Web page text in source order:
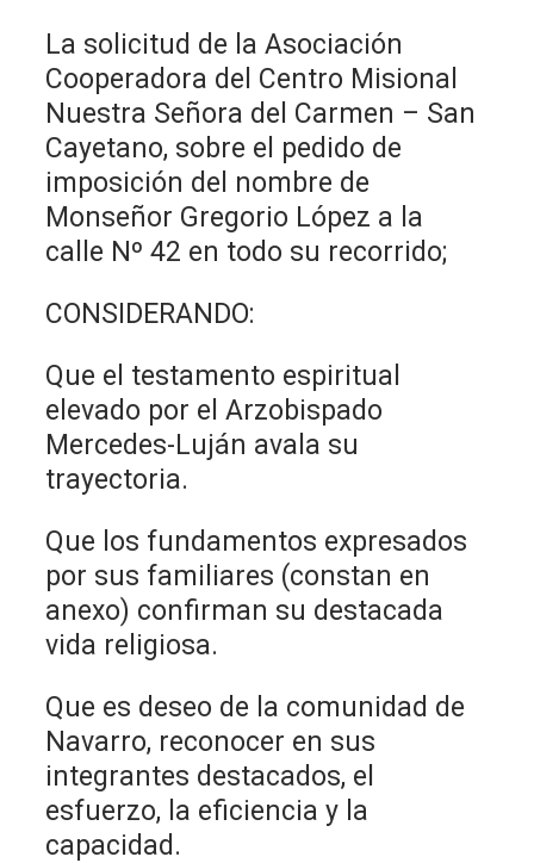
La solicitud de la Asociación
Cooperadora del Centro Misional
Nuestra Señora del Carmen – San
Cayetano, sobre el pedido de
imposición del nombre de
Monseñor Gregorio López a la
calle Nº 42 en todo su recorrido;
CONSIDERANDO:
Que el testamento espiritual
elevado por el Arzobispado
Mercedes-Luján avala su
trayectoria.
Que los fundamentos expresados
por sus familiares (constan en
anexo) confirman su destacada
vida religiosa.
Que es deseo de la comunidad de
Navarro, reconocer en sus
integrantes destacados, el
esfuerzo, la eficiencia y la
capacidad.